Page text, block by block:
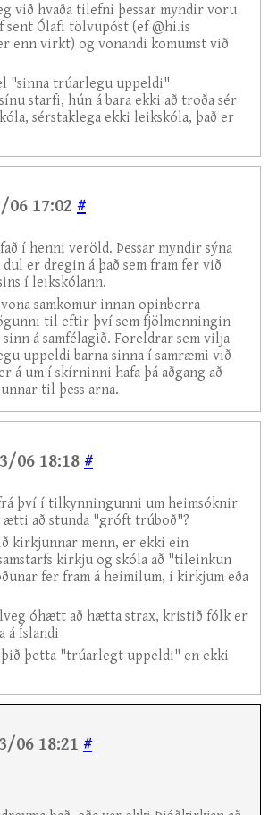
við hvaða tilefni þessar myndir voru
sent Ólafi tölvupóst (ef @hi.is
enn virkt) og vonandi komumst við
"sinna trúarlegu uppeldi"
starfi, hún á bara ekki að troða sér
sérstaklega ekki leikskóla, það er
17:02 #
í henni veröld. Þessar myndir sýna
dul er dregin á það sem fram fer við
í leikskólann.
samkomur innan opinberra
til eftir því sem fjölmenningin
á samfélagið. Foreldrar sem vilja
uppeldi barna sinna í samræmi við
á um í skírninni hafa þá aðgang að
til þess arna.
06 18:18 #
því í tilkynningunni um heimsóknir
ætti að stunda "gróft trúboð"?
kirkjunnar menn, er ekki ein
kirkju og skóla að "tileinkun
fer fram á heimilum, í kirkjum eða
óhætt að hætta strax, kristið fólk er
á Íslandi
þetta "trúarlegt uppeldi" en ekki
06 18:21 #